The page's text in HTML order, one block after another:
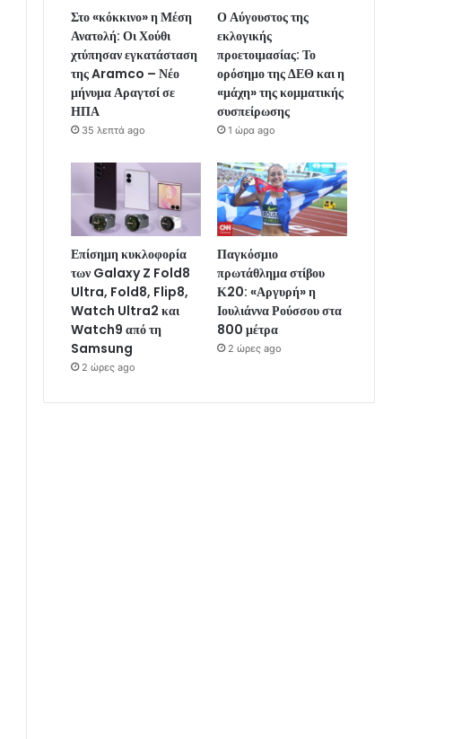
Στο «κόκκινο» η Μέση
Ανατολή: Οι Χούθι
χτύπησαν εγκατάσταση
της Aramco – Νέο
μήνυμα Αραγτσί σε
ΗΠΑ
35 λεπτά ago
Ο Αύγουστος της
εκλογικής
προετοιμασίας: Το
ορόσημο της ΔΕΘ και η
«μάχη» της κομματικής
συσπείρωσης
1 ώρα ago
Επίσημη κυκλοφορία
των Galaxy Z Fold8
Ultra, Fold8, Flip8,
Watch Ultra2 και
Watch9 από τη
Samsung
2 ώρες ago
Παγκόσμιο
πρωτάθλημα στίβου
Κ20: «Αργυρή» η
Ιουλιάννα Ρούσσου στα
800 μέτρα
2 ώρες ago